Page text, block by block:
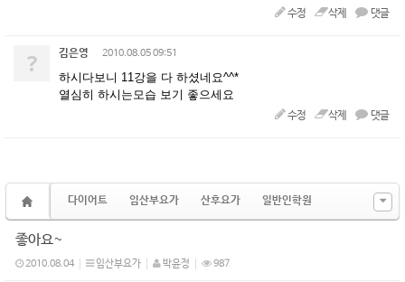
수정 삭제 댓글
? 김은영 2010.08.05 09:51
하시다보니 11강을 다 하셨네요^^*
열심히 하시는모습 보기 좋으세요
수정 삭제 댓글
다이어트 임산부요가 산후요가 일반인학원
좋아요~
2010.08.04 임산부요가 박윤정 987